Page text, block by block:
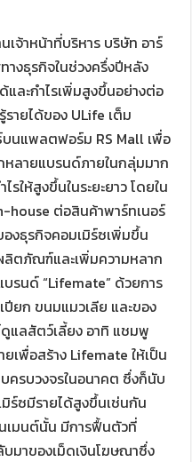
เจ้าหน้าที่บริหาร บริษัท อาร์
างธุรกิจในช่วงครึ่งปีหลัง
และกำไรเพิ่มสูงขึ้นอย่างต่อ
รายได้ของ ULife เต็ม
นแพลตฟอร์ม RS Mall เพื่อ
ลายแบรนด์ภายในกลุ่มมาก
ให้สูงขึ้นในระยะยาว โดยใน
house ต่อสินค้าพาร์ทเนอร์
งธุรกิจคอมเมิร์ซเพิ่มขึ้น
ตภัณฑ์และเพิ่มความหลาก
รนด์ “Lifemate” ด้วยการ
ปียก ขนมแมวเลีย และของ
แลสัตว์เลี้ยง อาทิ แชมพู
เพื่อสร้าง Lifemate ให้เป็น
ครบวงจรในอนาคต ซึ่งก็นับ
ร์ซมีรายได้สูงขึ้นเช่นกัน
เมนต์นั้น มีการฟื้นตัวที่
มาของเม็ดเงินโฆษณาซึ่ง